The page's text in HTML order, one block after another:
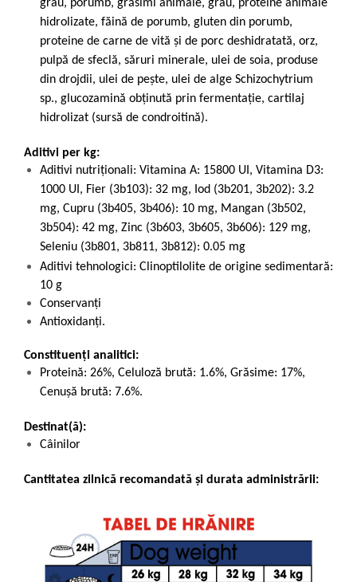
grâu, porumb, grăsimi animale, grâu, proteine animale
hidrolizate, făină de porumb, gluten din porumb,
proteine de carne de vită şi de porc deshidratată, orz,
pulpă de sfeclă, săruri minerale, ulei de soia, produse
din drojdii, ulei de peşte, ulei de alge Schizochytrium
sp., glucozamină obţinută prin fermentaţie, cartilaj
hidrolizat (sursă de condroitină).
Aditivi per kg:
Aditivi nutriționali: Vitamina A: 15800 UI, Vitamina D3:
1000 UI, Fier (3b103): 32 mg, Iod (3b201, 3b202): 3.2
mg, Cupru (3b405, 3b406): 10 mg, Mangan (3b502,
3b504): 42 mg, Zinc (3b603, 3b605, 3b606): 129 mg,
Seleniu (3b801, 3b811, 3b812): 0.05 mg
Aditivi tehnologici: Clinoptilolite de origine sedimentară:
10 g
Conservanți
Antioxidanți.
Constituenți analitici:
Proteină: 26%, Celuloză brută: 1.6%, Grăsime: 17%,
Cenușă brută: 7.6%.
Destinat(ă):
Câinilor
Cantitatea zilnică recomandată și durata administrării: